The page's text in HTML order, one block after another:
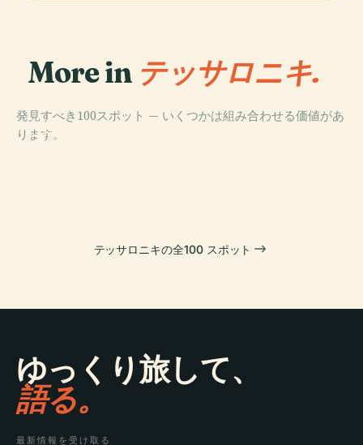
More in テッサロニキ.
発見すべき100スポット — いくつかは組み合わせる価値があ
ります。
PLACE
ガレリウスの凱
PLACE
テッサロニキの全100 スポット
ゆっくり旅して、
語る。
最新情報を受け取る